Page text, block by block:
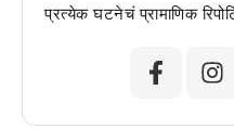
प्रत्येक घटनेचं प्रामाणिक